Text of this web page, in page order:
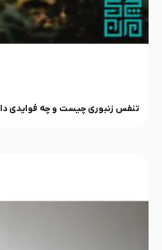
تنفس زنبوری چیست و چه فوایدی